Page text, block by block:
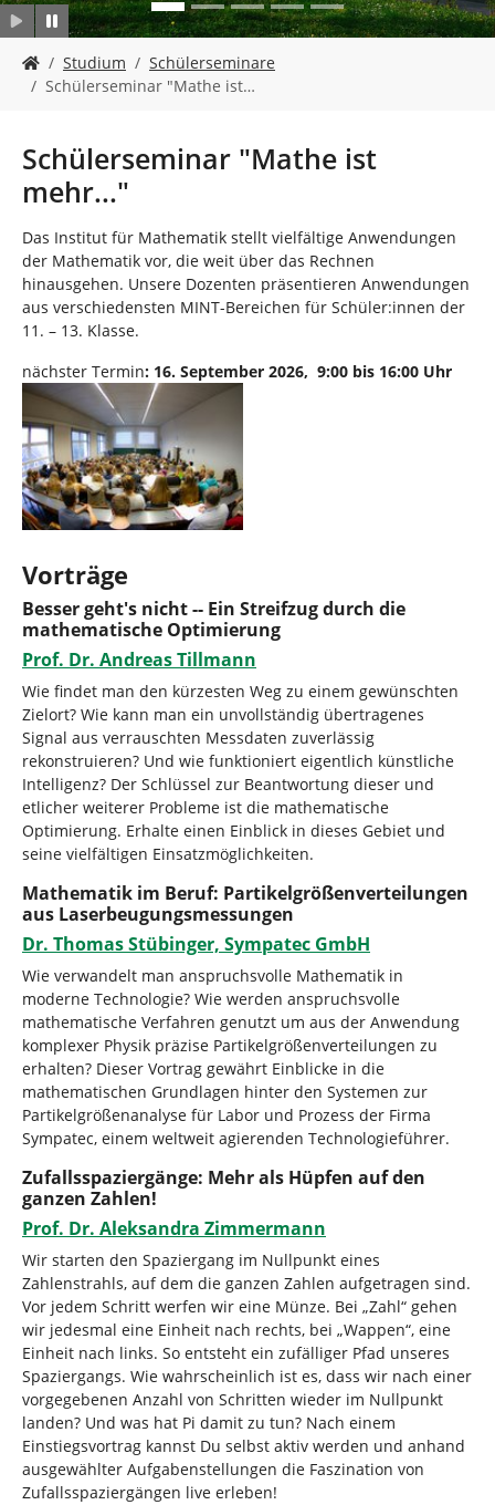
i
n
d
i
e
r
:
Studium
Schülerseminare
Schülerseminar "Mathe ist…
Schülerseminar "Mathe ist
mehr..."
Das Institut für Mathematik stellt vielfältige Anwendungen
der Mathematik vor, die weit über das Rechnen
hinausgehen. Unsere Dozenten präsentieren Anwendungen
aus verschiedensten MINT-Bereichen für Schüler:innen der
11. – 13. Klasse.
nächster Termin: 16. September 2026, 9:00 bis 16:00 Uhr
Vorträge
Besser geht's nicht -- Ein Streifzug durch die
mathematische Optimierung
Prof. Dr. Andreas Tillmann
Wie findet man den kürzesten Weg zu einem gewünschten
Zielort? Wie kann man ein unvollständig übertragenes
Signal aus verrauschten Messdaten zuverlässig
rekonstruieren? Und wie funktioniert eigentlich künstliche
Intelligenz? Der Schlüssel zur Beantwortung dieser und
etlicher weiterer Probleme ist die mathematische
Optimierung. Erhalte einen Einblick in dieses Gebiet und
seine vielfältigen Einsatzmöglichkeiten.
Mathematik im Beruf: Partikelgrößenverteilungen
aus Laserbeugungsmessungen
Dr. Thomas Stübinger, Sympatec GmbH
Wie verwandelt man anspruchsvolle Mathematik in
moderne Technologie? Wie werden anspruchsvolle
mathematische Verfahren genutzt um aus der Anwendung
komplexer Physik präzise Partikelgrößenverteilungen zu
erhalten? Dieser Vortrag gewährt Einblicke in die
mathematischen Grundlagen hinter den Systemen zur
Partikelgrößenanalyse für Labor und Prozess der Firma
Sympatec, einem weltweit agierenden Technologieführer.
Zufallsspaziergänge: Mehr als Hüpfen auf den
ganzen Zahlen!
Prof. Dr. Aleksandra Zimmermann
Wir starten den Spaziergang im Nullpunkt eines
Zahlenstrahls, auf dem die ganzen Zahlen aufgetragen sind.
Vor jedem Schritt werfen wir eine Münze. Bei „Zahl“ gehen
wir jedesmal eine Einheit nach rechts, bei „Wappen“, eine
Einheit nach links. So entsteht ein zufälliger Pfad unseres
Spaziergangs. Wie wahrscheinlich ist es, dass wir nach einer
vorgegebenen Anzahl von Schritten wieder im Nullpunkt
landen? Und was hat Pi damit zu tun? Nach einem
Einstiegsvortrag kannst Du selbst aktiv werden und anhand
ausgewählter Aufgabenstellungen die Faszination von
Zufallsspaziergängen live erleben!